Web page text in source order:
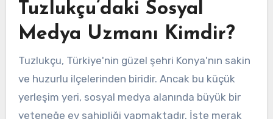
Tuzlukçu’daki Sosyal
Medya Uzmanı Kimdir?
Tuzlukçu, Türkiye'nin güzel şehri Konya'nın sakin
ve huzurlu ilçelerinden biridir. Ancak bu küçük
yerleşim yeri, sosyal medya alanında büyük bir
yeteneğe ev sahipliği yapmaktadır. İşte merak